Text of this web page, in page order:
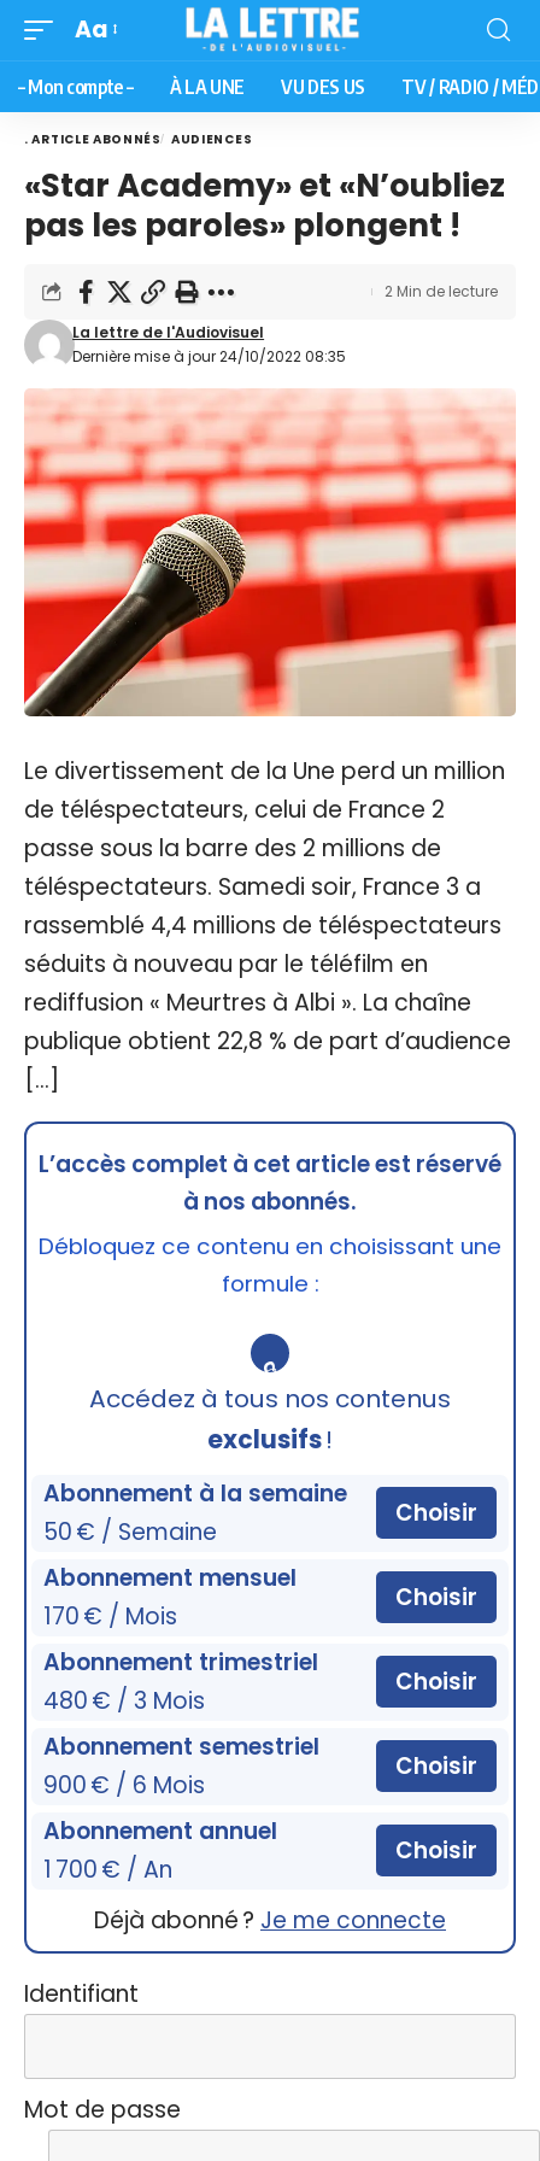
Aa
– Mon compte – À LA UNE VU DES US TV / RADIO /
. ARTICLE ABONNÉS AUDIENCES
«Star Academy» et «N’oubliez
pas les paroles» plongent !
Dernière mise à jour 24/10/2022 08:35
La lettre de l'Audiovisuel
2 Min de lecture
Le divertissement de la Une perd un million
de téléspectateurs, celui de France 2
passe sous la barre des 2 millions de
téléspectateurs. Samedi soir, France 3 a
rassemblé 4,4 millions de téléspectateurs
séduits à nouveau par le téléfilm en
rediffusion « Meurtres à Albi ». La chaîne
publique obtient 22,8 % de part d’audience
[…]
L’accès complet à cet article est réservé
à nos abonnés.
Débloquez ce contenu en choisissant une
formule :
🔒
Accédez à tous nos contenus
exclusifs!
Abonnement à la semaine
50 € / Semaine
Choisir
Abonnement mensuel
170 € / Mois
Choisir
Abonnement trimestriel
480 € / 3 Mois
Choisir
Abonnement semestriel
900 € / 6 Mois
Choisir
Abonnement annuel
1 700 € / An
Choisir
Déjà abonné ? Je me connecte
Identifiant
Mot de passe